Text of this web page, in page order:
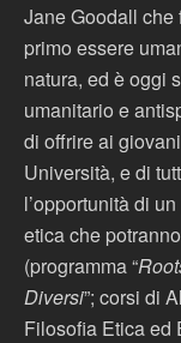
Jane Goodall che
primo essere
natura, ed è oggi
umanitario e
di offrire ai
Università, e di
l’opportunità di
etica che
(programma “
Diversi”; corsi di
Filosofia Etica ed